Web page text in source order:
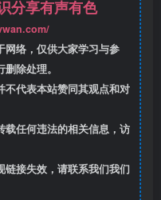
分享有声有色
网络，仅供大家学习与参
删除处理。
不代表本站赞同其观点和对
载任何违法的相关信息，访
链接失效，请联系我们我们